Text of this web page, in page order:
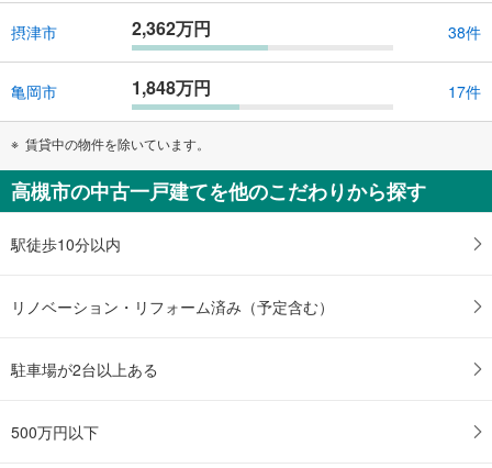
摂津市 2,362万円 38件
亀岡市 1,848万円 17件
賃貸中の物件を除いています。
高槻市の中古一戸建てを他のこだわりから探す
駅徒歩10分以内
リノベーション・リフォーム済み（予定含む）
駐車場が2台以上ある
500万円以下